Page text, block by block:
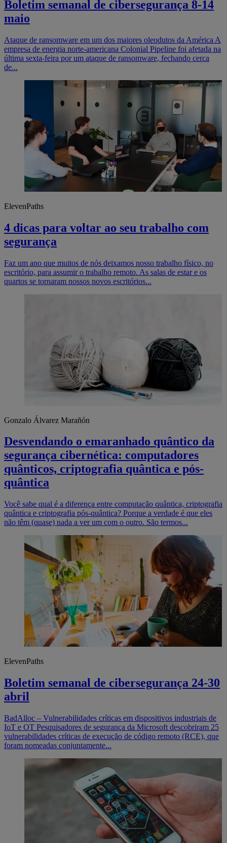
Boletim semanal de cibersegurança 8-14
maio
Ataque de ransomware em um dos maiores oleodutos da América A
empresa de energia norte-americana Colonial Pipeline foi afetada na
última sexta-feira por um ataque de ransomware, fechando cerca
de...
ElevenPaths
4 dicas para voltar ao seu trabalho com
segurança
Faz um ano que muitos de nós deixamos nosso trabalho físico, no
escritório, para assumir o trabalho remoto. As salas de estar e os
quartos se tornaram nossos novos escritórios...
Gonzalo Álvarez Marañón
Desvendando o emaranhado quântico da
segurança cibernética: computadores
quânticos, criptografia quântica e pós-
quântica
Você sabe qual é a diferença entre computação quântica, criptografia
quântica e criptografia pós-quântica? Porque a verdade é que eles
não têm (quase) nada a ver um com o outro. São termos...
ElevenPaths
Boletim semanal de cibersegurança 24-30
abril
BadAlloc – Vulnerabilidades críticas em dispositivos industriais de
IoT e OT Pesquisadores de segurança da Microsoft descobriram 25
vulnerabilidades críticas de execução de código remoto (RCE), que
foram nomeadas conjuntamente...